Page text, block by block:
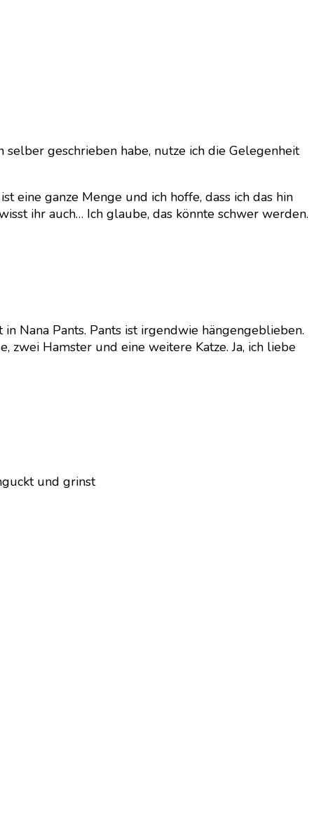
geschrieben habe, nutze ich die Gelegenheit
eine ganze Menge und ich hoffe, dass ich das hin
ihr auch… Ich glaube, das könnte schwer werden.
Nana Pants. Pants ist irgendwie hängengeblieben.
zwei Hamster und eine weitere Katze. Ja, ich liebe
und grinst